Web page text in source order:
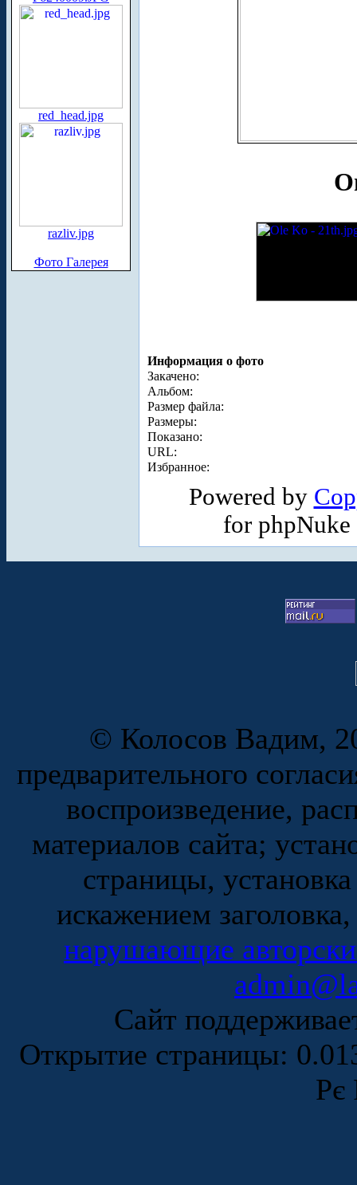
red_head.jpg
razliv.jpg
Фото Галерея
Информация о фото
Закачено:
Альбом:
Размер файла:
Размеры:
Показано:
URL:
Избранное:
Powered by
for
© Колосов Вадим,
предварительного
воспроизведение,
материалов сайта;
страницы,
искажением
нарушающие
Сайт
Открытие страницы:
Рє